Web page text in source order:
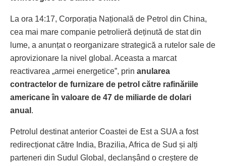
La ora 14:17, Corporația Națională de Petrol din China,
cea mai mare companie petrolieră deținută de stat din
lume, a anunțat o reorganizare strategică a rutelor sale de
aprovizionare la nivel global. Aceasta a marcat
reactivarea „armei energetice”, prin anularea
contractelor de furnizare de petrol către rafinăriile
americane în valoare de 47 de miliarde de dolari
anual .
Petrolul destinat anterior Coastei de Est a SUA a fost
redirecționat către India, Brazilia, Africa de Sud și alți
parteneri din Sudul Global, declanșând o creștere de